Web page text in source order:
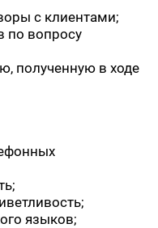
с клиентами;
по вопросу
полученную в ходе
языков;